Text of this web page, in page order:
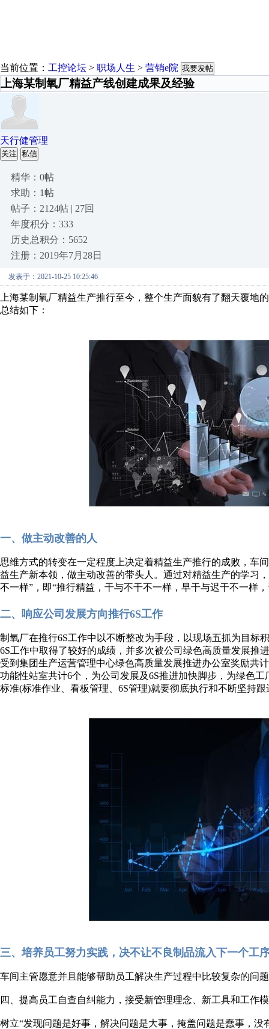
当前位置： 工控论坛 > 职场人生 > 营销e院 我要发帖
上海某制氧厂精益产线创建成果及经验
天行健管理
关注 私信
精华：0帖
求助：1帖
帖子：2124帖 | 27回
年度积分：333
历史总积分：5652
注册：2019年7月28日
发表于：2021-10-25 10:25:46
上海某制氧厂精益生产推行至今，整个生产面貌有了翻天覆
总结如下：
一、做主动改善的人
思维方式的转变在一定程度上决定着精益生产推行的成败，车
益生产新本领，做主动改善的带头人。通过对精益生产的学习
不一样”，即“推行精益，干与不干不一样，早干与迟干不一样
二、响应公司发展方向推行6S工作
制氧厂在推行6S工作中以不断整改为手段，以现场五抓为目标
6S工作中取得了较好的成绩，并多次被公司绿色高质量发展推
受到集团生产运营管理中心绿色高质量发展推进办公室奖励共
功能性站室共计6个，为公司发展及6S推进加快脚步，为绿色
标准(标准作业、看板管理、6S管理)就要彻底执行和不断坚持跟
三、培养员工努力实践，决不让不良制品流入下一个工
车间主管愿意并且能够帮助员工解决生产过程中比较复杂的问
四、提高员工自查自纠能力，接受新管理理念、新工具和工作
树立“发现问题是好事，解决问题是大事，掩盖问题是蠢事，没